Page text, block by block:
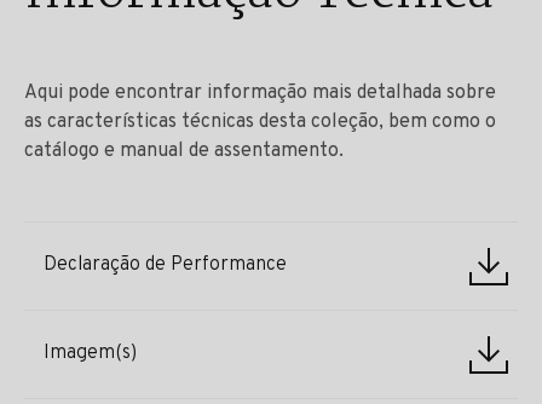
Aqui pode encontrar informação mais detalhada sobre
as características técnicas desta coleção, bem como o
catálogo e manual de assentamento.
Declaração de Performance
Imagem(s)